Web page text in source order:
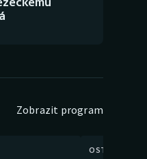
Zobrazit program
OSTATNÍ